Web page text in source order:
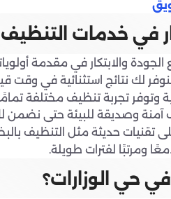
في خدمات التنظيف
والابتكار في مقدمة
لك نتائج استثنائية في
وتوفر تجربة تنظيف مختلفة
آمنة وصديقة للبيئة حتى
تقنيات حديثة مثل التنظيف
ومرتبًا لفترات طويلة.
حي الوزارات؟